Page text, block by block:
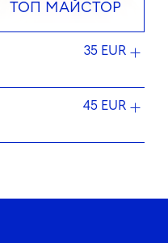
ТОП МАЙСТОР
35 EUR
45 EUR